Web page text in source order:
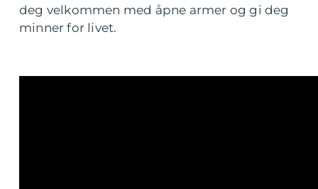
deg velkommen med åpne armer og gi deg
minner for livet.